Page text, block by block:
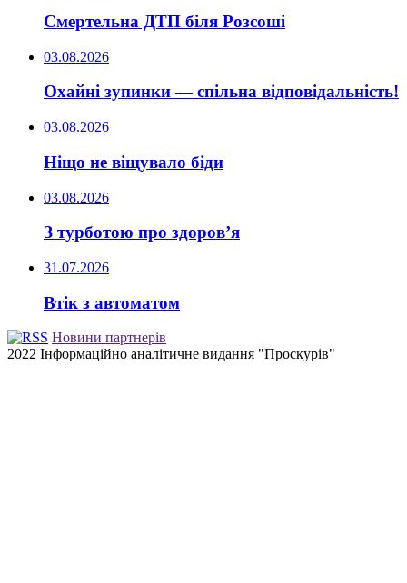
Смертельна ДТП біля Розсоші
03.08.2026
Охайні зупинки — спільна відповідальність!
03.08.2026
Ніщо не віщувало біди
03.08.2026
З турботою про здоров’я
31.07.2026
Втік з автоматом
Новини партнерів
2022 Інформаційно аналітичне видання "Проскурів"